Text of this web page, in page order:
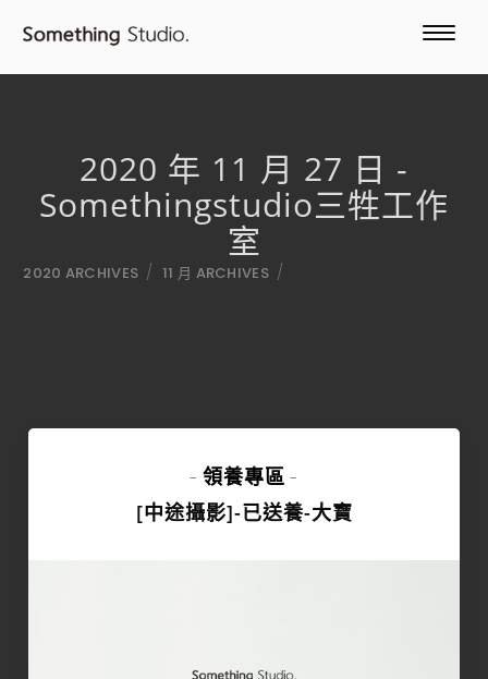
2020 年 11 月 27 日 -
Somethingstudio三牲工作
室
2020 ARCHIVES / 11 月 ARCHIVES /
- 領養專區 -
[中途攝影]-已送養-大寶